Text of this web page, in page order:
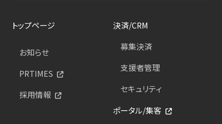
トップページ
お知らせ
PRTIMES
採用情報
決済/CRM
募集決済
支援者管理
セキュリティ
ポータル/集客